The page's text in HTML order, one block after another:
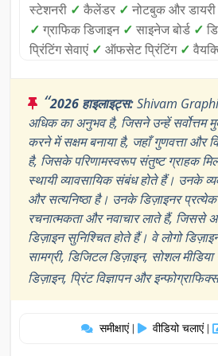
स्टेशनरी ✓ कैलेंडर ✓ नोटबुक और डायरी
✓ ग्राफिक डिजाइन ✓ साइनेज बोर्ड ✓
प्रिंटिंग सेवाएं ✓ ऑफसेट प्रिंटिंग ✓
“2026 हाइलाइट्स:Shivam
अधिक का अनुभव है, जिसने उन्हें सर्वोत्तम
करने में सक्षम बनाया है, जहाँ गुणवत्ता और
है, जिसके परिणामस्वरूप संतुष्ट ग्राहक
स्थायी व्यावसायिक संबंध होते हैं। उनके
और सत्यनिष्ठा है। उनके डिज़ाइनर प्रत्येक
रचनात्मकता और नवाचार लाते हैं, जिससे
डिज़ाइन सुनिश्चित होते हैं। वे लोगो
सामग्री, डिजिटल डिज़ाइन, सोशल
डिज़ाइन, प्रिंट विज्ञापन और
समीक्षाएं | वीडियो चलाएं |